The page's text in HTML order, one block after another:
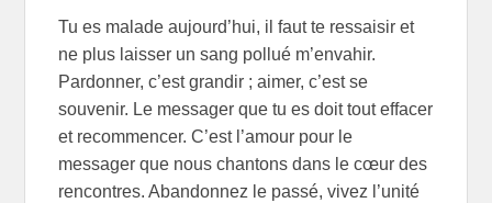
Tu es malade aujourd’hui, il faut te ressaisir et
ne plus laisser un sang pollué m’envahir.
Pardonner, c’est grandir ; aimer, c’est se
souvenir. Le messager que tu es doit tout effacer
et recommencer. C’est l’amour pour le
messager que nous chantons dans le cœur des
rencontres. Abandonnez le passé, vivez l’unité